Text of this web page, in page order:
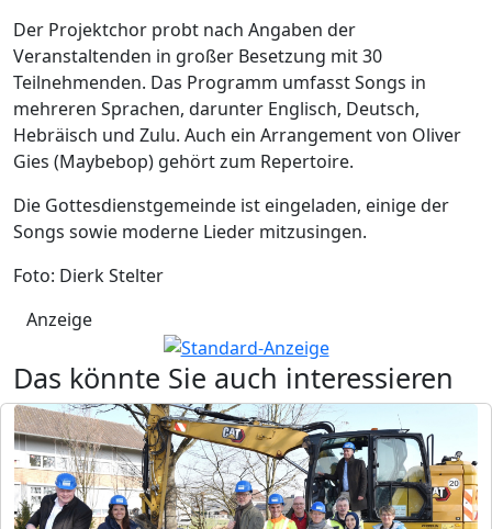
Der Projektchor probt nach Angaben der
Veranstaltenden in großer Besetzung mit 30
Teilnehmenden. Das Programm umfasst Songs in
mehreren Sprachen, darunter Englisch, Deutsch,
Hebräisch und Zulu. Auch ein Arrangement von Oliver
Gies (Maybebop) gehört zum Repertoire.
Die Gottesdienstgemeinde ist eingeladen, einige der
Songs sowie moderne Lieder mitzusingen.
Foto: Dierk Stelter
Anzeige
Das könnte Sie auch interessieren